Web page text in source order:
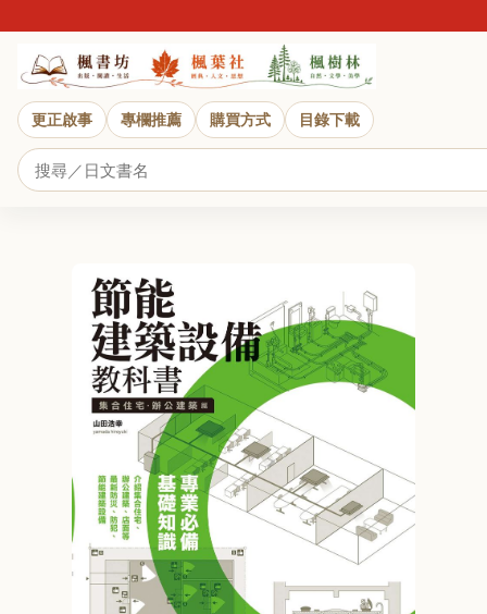
更正啟事 專欄推薦 購買方式 目錄下載